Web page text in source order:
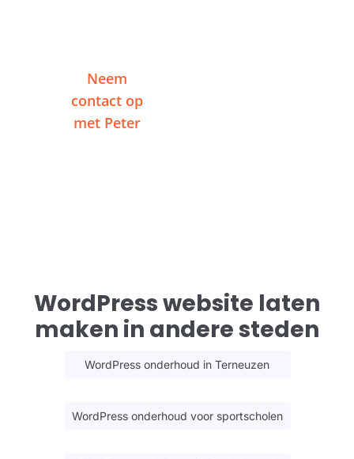
Neem
contact op
met Peter
WordPress website laten
maken in andere steden
WordPress onderhoud in Terneuzen
WordPress onderhoud voor sportscholen